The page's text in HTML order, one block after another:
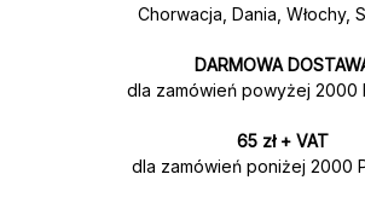
Chorwacja, Dania, Włochy,
DARMOWA
dla zamówień powyżej 2000
65 zł + VAT
dla zamówień poniżej 2000